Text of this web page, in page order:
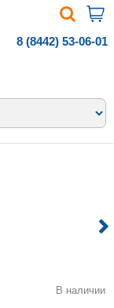
8 (8442) 53-06-01
В наличии